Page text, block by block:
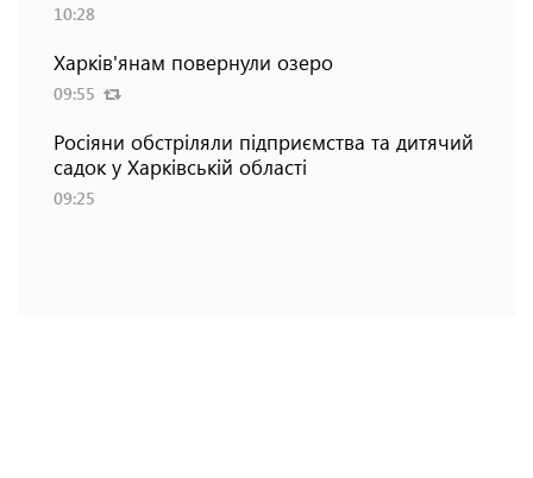
10:28
Харків'янам повернули озеро
09:55
Росіяни обстріляли підприємства та дитячий
садок у Харківській області
09:25